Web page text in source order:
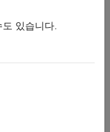
있습니다.